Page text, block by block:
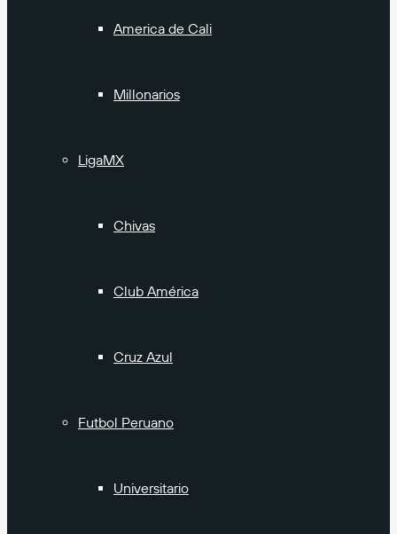
America de Cali
Millonarios
LigaMX
Chivas
Club América
Cruz Azul
Futbol Peruano
Universitario